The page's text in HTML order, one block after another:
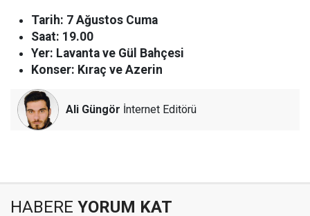
Tarih: 7 Ağustos Cuma
Saat: 19.00
Yer: Lavanta ve Gül Bahçesi
Konser: Kıraç ve Azerin
Ali Güngör İnternet Editörü
HABERE YORUM KAT